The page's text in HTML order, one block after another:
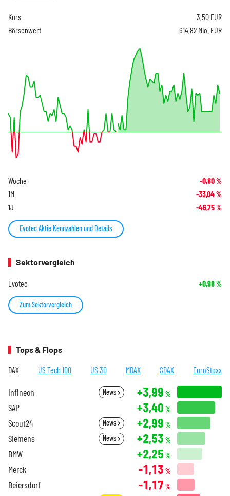
Kurs 3,50 EUR
Börsenwert
614,82 Mio. EUR
Woche -0,80%
1M -33,04%
1J -46,75%
Evotec Aktie Kennzahlen und Details
Sektorvergleich
Evotec +0,98%
Zum Sektorvergleich
Tops & Flops
DAX US Tech 100 US 30 MDAX SDAX EuroStoxx
Infineon News +3,99 %
SAP +3,40 %
Scout24 News +2,99 %
Siemens News +2,53 %
BMW +2,25 %
Merck -1,13 %
Beiersdorf -1,17 %